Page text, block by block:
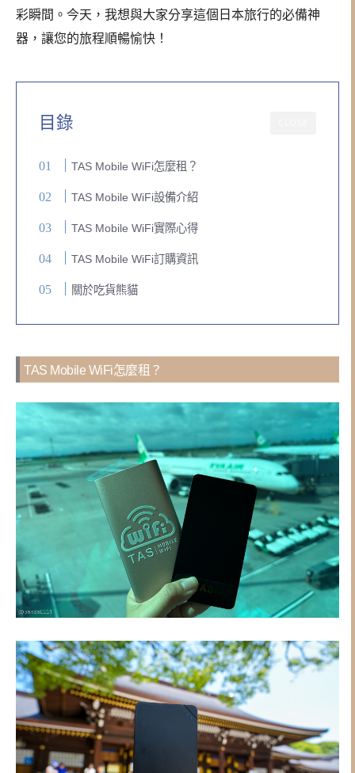
彩瞬間。今天，我想與大家分享這個日本旅行的必備神
器，讓您的旅程順暢愉快！
目錄
TAS Mobile WiFi怎麼租？
TAS Mobile WiFi設備介紹
TAS Mobile WiFi實際心得
TAS Mobile WiFi訂購資訊
關於吃貨熊貓
TAS Mobile WiFi怎麼租？